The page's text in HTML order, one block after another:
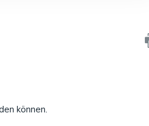
können.